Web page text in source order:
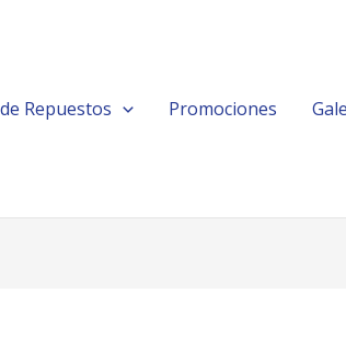
Repuestos Promociones